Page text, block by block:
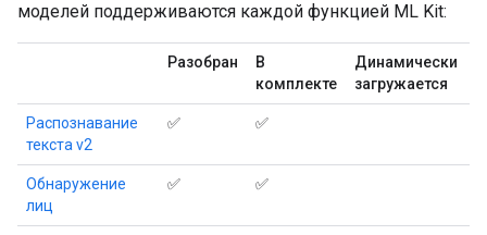
моделей поддерживаются каждой функцией ML Kit:
Разобран
В
комплекте
Динамически
загружается
Распознавание
текста v2
✅ ✅
Обнаружение
лиц
✅ ✅